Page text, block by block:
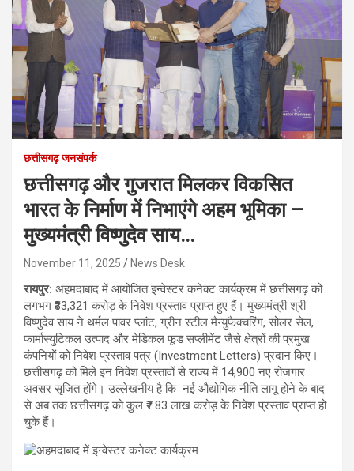
छत्तीसगढ़ जनसंपर्क
छत्तीसगढ़ और गुजरात मिलकर विकसित
भारत के निर्माण में निभाएंगे अहम भूमिका –
मुख्यमंत्री विष्णुदेव साय…
November 11, 2025 News Desk
रायपुर: अहमदाबाद में आयोजित इन्वेस्टर कनेक्ट कार्यक्रम में छत्तीसगढ़ को
लगभग ₹33,321 करोड़ के निवेश प्रस्ताव प्राप्त हुए हैं। मुख्यमंत्री श्री
विष्णुदेव साय ने थर्मल पावर प्लांट, ग्रीन स्टील मैन्युफैक्चरिंग, सोलर सेल,
फार्मास्युटिकल उत्पाद और मेडिकल फूड सप्लीमेंट जैसे क्षेत्रों की प्रमुख
कंपनियों को निवेश प्रस्ताव पत्र (Investment Letters) प्रदान किए।
छत्तीसगढ़ को मिले इन निवेश प्रस्तावों से राज्य में 14,900 नए रोजगार
अवसर सृजित होंगे। उल्लेखनीय है कि नई औद्योगिक नीति लागू होने के बाद
से अब तक छत्तीसगढ़ को कुल ₹7.83 लाख करोड़ के निवेश प्रस्ताव प्राप्त हो
चुके हैं।